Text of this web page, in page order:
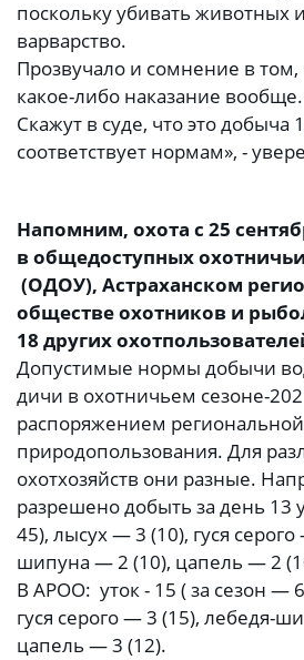
поскольку убивать животных
варварство.
Прозвучало и сомнение в том,
какое-либо наказание
Скажут в суде, что это добыча
соответствует нормам», -
Напомним, охота с 25
в общедоступных
(ОДОУ), Астраханском
обществе охотников и
18 других
Допустимые нормы добычи
дичи в охотничьем сезоне-
распоряжением
природопользования. Для
охотхозяйств они разные.
разрешено добыть за день 13
45), лысух — 3 (10), гуся
шипуна — 2 (10), цапель — 2
В АРОО: уток - 15 ( за сезон —
гуся серого — 3 (15), лебедя-
цапель — 3 (12).